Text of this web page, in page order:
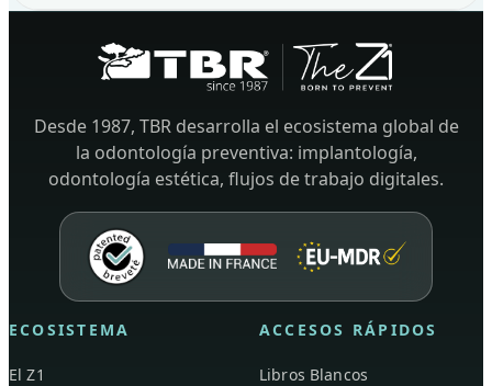
Desde 1987, TBR desarrolla el ecosistema global de
la odontología preventiva: implantología,
odontología estética, flujos de trabajo digitales.
ECOSISTEMA
El Z1
ACCESOS RÁPIDOS
Libros Blancos